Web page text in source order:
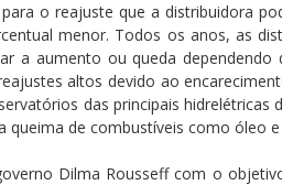
o reajuste que a distribuidora
menor. Todos os anos, as
a aumento ou queda
altos devido ao
das principais
queima de combustíveis como óleo e
Dilma Rousseff com o